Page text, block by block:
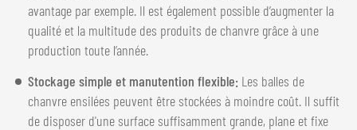
avantage par exemple. Il est également possible d’augmenter la
qualité et la multitude des produits de chanvre grâce à une
production toute l’année.
Stockage simple et manutention flexible: Les balles de
chanvre ensilées peuvent être stockées à moindre coût. Il suffit
de disposer d'une surface suffisamment grande, plane et fixe